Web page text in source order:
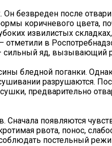
безвреден после
коричневого цвета,
извилистых складках,
в
сильный яд, вызывающий
бледной поганки.
разрушаются.
предварительно
Сначала появляются
рвота, понос,
постельный